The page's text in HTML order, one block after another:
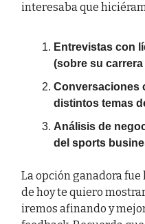
interesaba que
Entrevistas con
(sobre su carrera
Conversaciones
distintos temas
Análisis de
del sports
La opción ganadora fue
de hoy te quiero
iremos afinando y